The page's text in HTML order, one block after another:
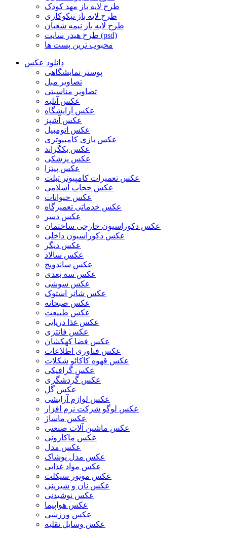
طرح لایه باز مهد کودک
طرح لایه باز نیکوکاری
طرح لایه باز نیمه شعبان
طرح هیدر سایت (psd)
محبوب ترین پست ها
دانلود عکس
پوستر نمایشگاهی
تصاویر مبل
تصاویر مناسبتی
عکس آتلیه
عکس آرایشگاه
عکس آشپز
عکس اتومبیل
عکس بازی کامپیوتری
عکس بکگراند
عکس پزشکی
عکس پیتزا
عکس تعمیرات کامپیوتر تبلت
عکس حجاب اسلامی
عکس حیوانات
عکس خدماتی تعمیرگاه
عکس دسر
عکس دکوراسیون خارجی ساختمان
عکس دکوراسیون داخلی
عکس دیگر
عکس سالاد
عکس ساندویچ
عکس سه بعدی
عکس سوشی
عکس شاتر استوک
عکس صبحانه
عکس طبیعت
عکس غذا دریایی
عکس فانتزی
عکس فضا کهکشان
عکس فناوری اطلاعات
عکس قهوه کاکائو شکلات
عکس گرافیکی
عکس گردشگری
عکس گل
عکس لوازم آرایشی
عکس لوگو شرکت نرم افزار
عکس ماساژ
عکس ماشین آلات صنعتی
عکس ماکارونی
عکس مدل
عکس مدل پوشاک
عکس مواد غذایی
عکس موتور سیکلت
عکس نان و شیرینی
عکس نوشیدنی
عکس هواپیما
عکس ورزشی
عکس وسایل نقلیه